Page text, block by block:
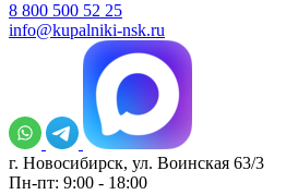
8 800 500 52 25
info@kupalniki-nsk.ru
г. Новосибирск, ул. Воинская 63/3
Пн-пт: 9:00 - 18:00